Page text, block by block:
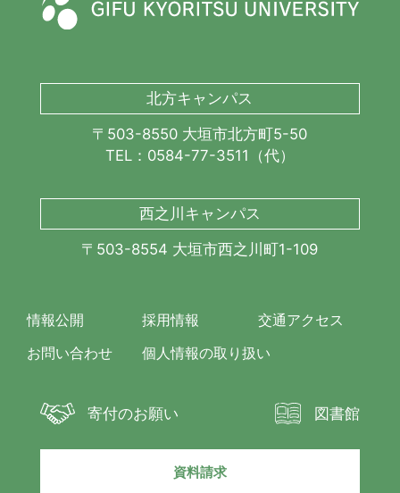
北方キャンパス
〒503-8550 大垣市北方町5-50
TEL：0584-77-3511（代）
西之川キャンパス
〒503-8554 大垣市西之川町1-109
情報公開 採用情報
交通アクセス
お問い合わせ
個人情報の取り扱い
寄付のお願い 図書館
資料請求